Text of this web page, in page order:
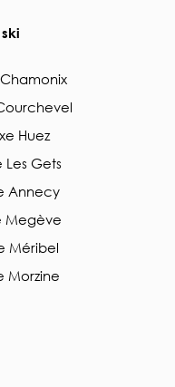
Huez
Gets
Annecy
Megève
Méribel
Morzine